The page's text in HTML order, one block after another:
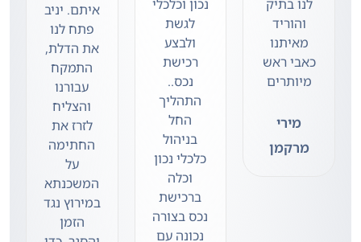
לנו בתיק
והוריד
מאיתנו
כאבי ראש
מיותרים
מירי
מרקמן
נכון וכלכלי
לגשת
ולבצע
רכישת
נכס..
התהליך
החל
בניהול
כלכלי נכון
וכלה
ברכישת
נכס בצורה
נכונה עם
איתם. יניב
פתח לנו
את הדלת,
התמקח
עבורנו
והצליח
לזרז את
החתימה
על
המשכנתא
במירוץ נגד
הזמן